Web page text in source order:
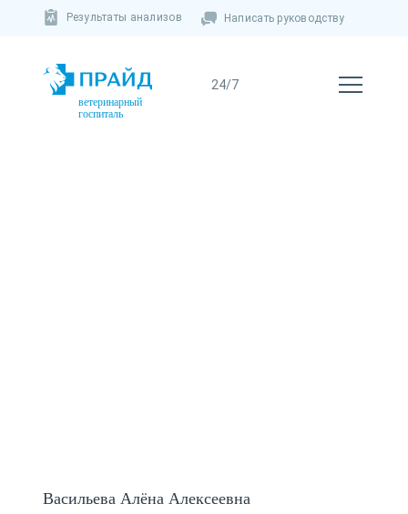
Результаты анализов Написать руководству
ветеринарный
госпиталь
Васильева Алёна Алексеевна